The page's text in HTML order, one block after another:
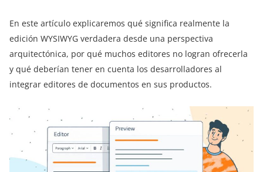
En este artículo explicaremos qué significa realmente la
edición WYSIWYG verdadera desde una perspectiva
arquitectónica, por qué muchos editores no logran ofrecerla
y qué deberían tener en cuenta los desarrolladores al
integrar editores de documentos en sus productos.